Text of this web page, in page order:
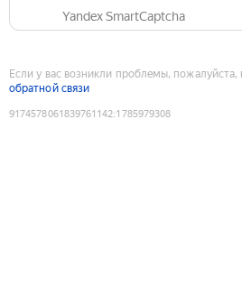
Yandex SmartCaptcha
Если у вас возникли проблемы, пожалуйста,
обратной связи
9174578061839761142:1785979308